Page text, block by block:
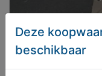
Deze
beschikbaar